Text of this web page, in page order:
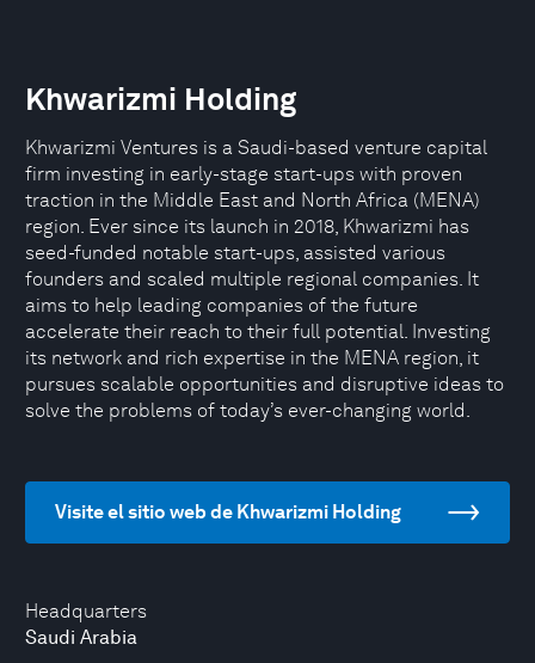
Headquarters
Saudi Arabia
Khwarizmi Holding
Khwarizmi Ventures is a Saudi-based venture capital
firm investing in early-stage start-ups with proven
traction in the Middle East and North Africa (MENA)
region. Ever since its launch in 2018, Khwarizmi has
seed-funded notable start-ups, assisted various
founders and scaled multiple regional companies. It
aims to help leading companies of the future
accelerate their reach to their full potential. Investing
its network and rich expertise in the MENA region, it
pursues scalable opportunities and disruptive ideas to
solve the problems of today’s ever-changing world.
Visite el sitio web de Khwarizmi Holding